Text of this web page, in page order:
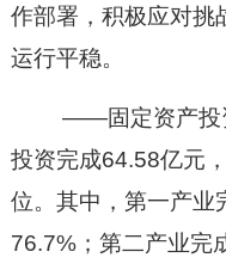
作部署，积极应对挑
运行平稳。
——固定资产投
投资完成64.58亿元
位。其中，第一产业
76.7%；第二产业完